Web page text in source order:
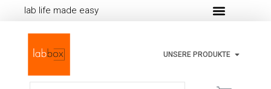
lab life made easy
UNSERE PRODUKTE